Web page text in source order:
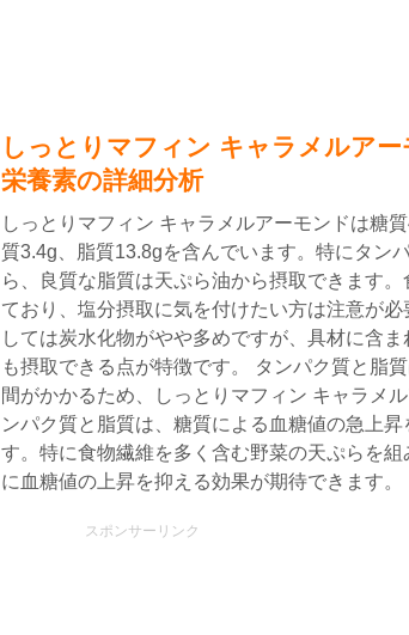
しっとりマフィン キャラメルア
栄養素の詳細分析
しっとりマフィン キャラメルアーモンドは糖
質3.4g、脂質13.8gを含んでいます。特にタン
ら、良質な脂質は天ぷら油から摂取できます
ており、塩分摂取に気を付けたい方は注意が
しては炭水化物がやや多めですが、具材に含
も摂取できる点が特徴です。 タンパク質と脂
間がかかるため、しっとりマフィン キャラメ
ンパク質と脂質は、糖質による血糖値の急上昇
す。特に食物繊維を多く含む野菜の天ぷらを
に血糖値の上昇を抑える効果が期待できます。
スポンサーリンク